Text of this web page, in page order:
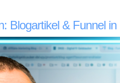
Blogartikel & Funnel